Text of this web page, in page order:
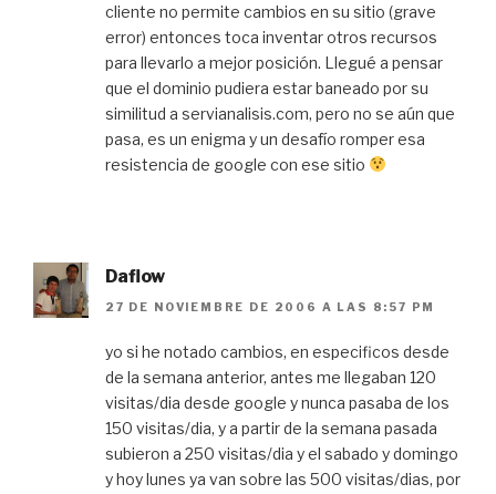
cliente no permite cambios en su sitio (grave
error) entonces toca inventar otros recursos
para llevarlo a mejor posición. Llegué a pensar
que el dominio pudiera estar baneado por su
similitud a servianalisis.com, pero no se aún que
pasa, es un enigma y un desafío romper esa
resistencia de google con ese sitio
Daflow
27 DE NOVIEMBRE DE 2006 A LAS 8:57 PM
yo si he notado cambios, en especificos desde
de la semana anterior, antes me llegaban 120
visitas/dia desde google y nunca pasaba de los
150 visitas/dia, y a partir de la semana pasada
subieron a 250 visitas/dia y el sabado y domingo
y hoy lunes ya van sobre las 500 visitas/dias, por